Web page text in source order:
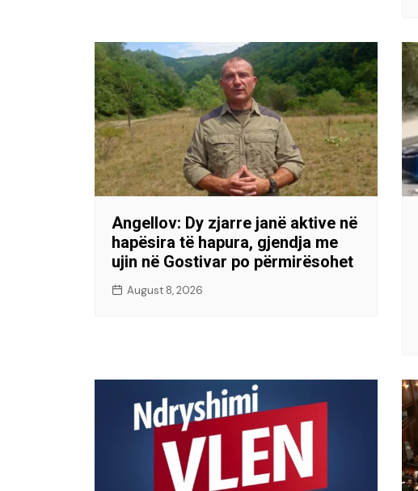
Angellov: Dy zjarre janë aktive në
hapësira të hapura, gjendja me
ujin në Gostivar po përmirësohet
August 8, 2026